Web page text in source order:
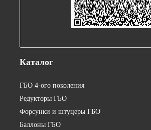
Каталог
ГБО 4-ого поколения
Редукторы ГБО
Форсунки и штуцеры ГБО
Баллоны ГБО